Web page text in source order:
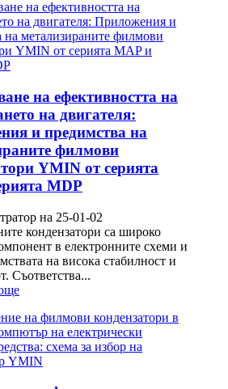
на ефективността на
на двигателя:
и предимства на
филмови
YMIN от серията
MDP
на 25-01-02
кондензатори са широко
в електронните схеми и
на висока стабилност и
Съответства...